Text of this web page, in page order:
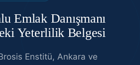
Emlak Danışmanı
Yeterlilik Belgesi
Enstitü, Ankara ve